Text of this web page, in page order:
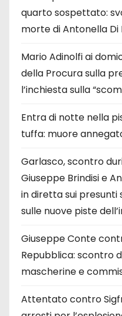
quarto sospettato:
morte di Antonella Di
Mario Adinolfi ai
della Procura sulla
l’inchiesta sulla
Entra di notte nella
tuffa: muore
Garlasco, scontro
Giuseppe Brindisi e
in diretta sui presunti
sulle nuove piste
Giuseppe Conte
Repubblica: scontro
mascherine e
Attentato contro